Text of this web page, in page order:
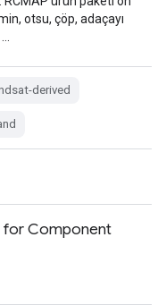
otsu, çöp, adaçayı
derived
for Component